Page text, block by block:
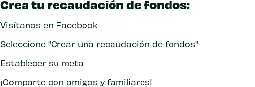
Crea tu recaudación de fondos:
Visítanos en Facebook
Seleccione "Crear una recaudación de fondos"
Establecer su meta
¡Comparte con amigos y familiares!